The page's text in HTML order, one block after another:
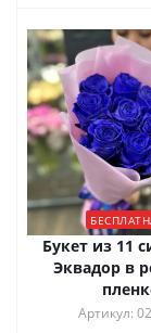
Букет из 11
Эквадор в
Артикул: